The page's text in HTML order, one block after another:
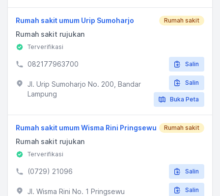
Rumah sakit umum Urip Sumoharjo Rumah sakit
Rumah sakit rujukan
Terverifikasi
082177963700 Salin
Jl. Urip Sumoharjo No. 200, Bandar
Lampung
Salin
Buka Peta
Rumah sakit umum Wisma Rini Pringsewu Rumah sakit
Rumah sakit rujukan
Terverifikasi
(0729) 21096 Salin
Jl. Wisma Rini No. 1 Pringsewu Salin